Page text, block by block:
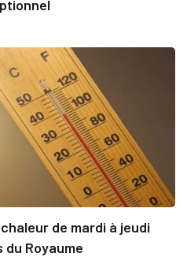
de mardi à jeudi
Royaume